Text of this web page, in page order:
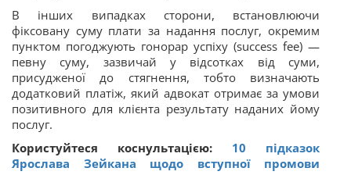
В інших випадках сторони, встановлюючи
фіксовану суму плати за надання послуг, окремим
пунктом погоджують гонорар успіху (success fee) —
певну суму, зазвичай у відсотках від суми,
присудженої до стягнення, тобто визначають
додатковий платіж, який адвокат отримає за умови
позитивного для клієнта результату наданих йому
послуг.
Користуйтеся коснультацією: 10 підказок
Ярослава Зейкана щодо вступної промови